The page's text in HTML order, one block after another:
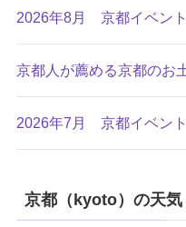
2026年8月 京都イベン
京都人が薦める京都のお
2026年7月 京都イベン
京都（kyoto）の天気